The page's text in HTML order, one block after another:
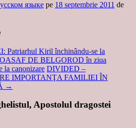
языке pe 18 septembrie 2011 de
Patriarhul Kiril închinându-se la
DE BELGOROD în ziua
la canonizare DIVIDED –
IMPORTANŢA FAMILIEI ÎN
→
Apostolul dragostei